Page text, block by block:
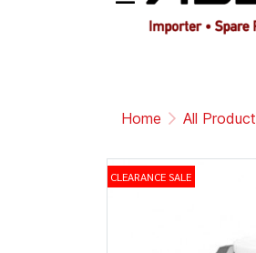
Home All Product
CLEARANCE SALE